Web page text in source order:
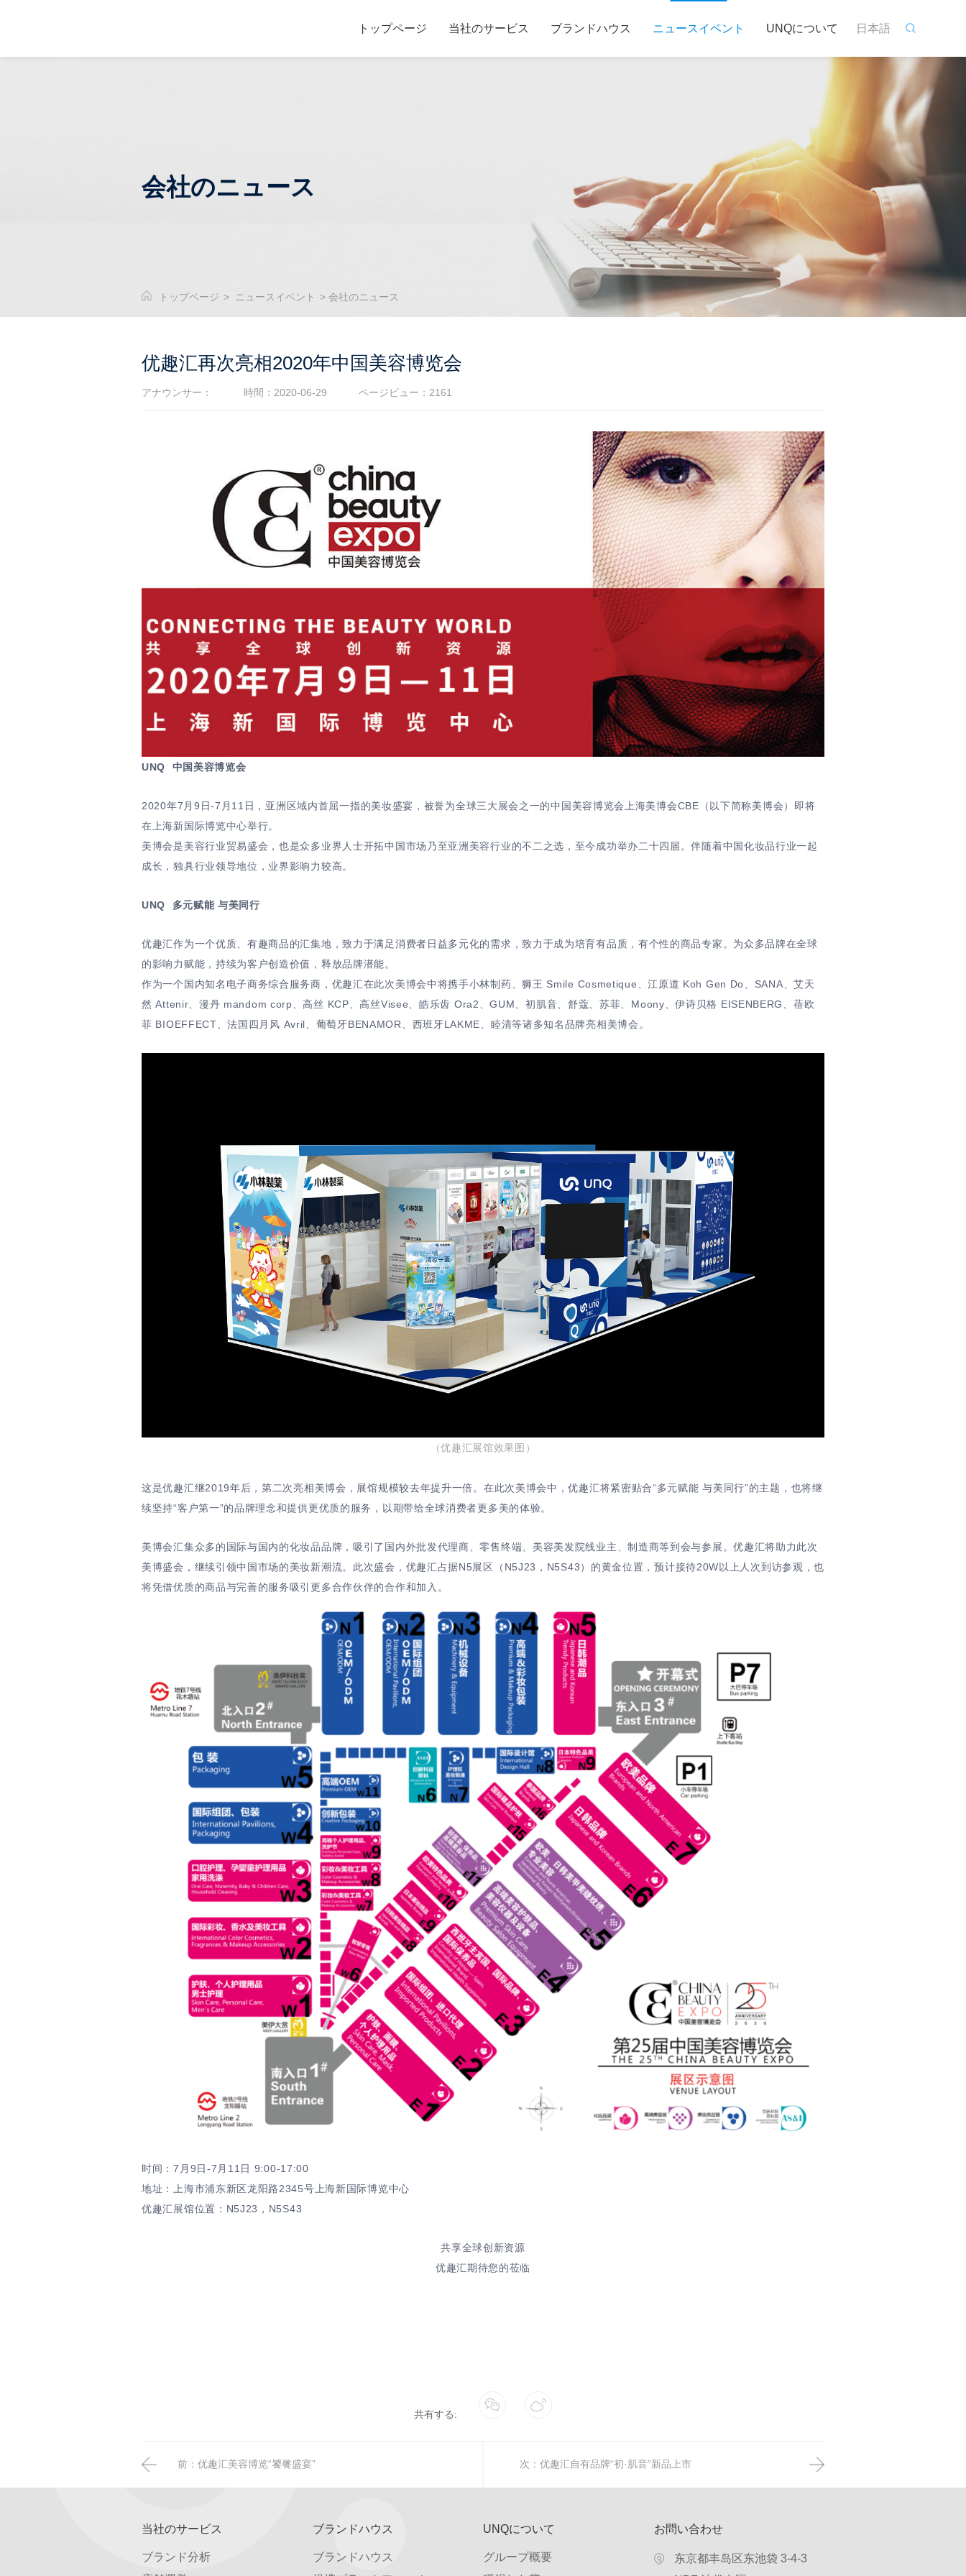
トップページ 当社のサービス ブランドハウス ニュースイベント UNQについて 日本語
会社のニュース
トップページ > ニュースイベント > 会社のニュース
优趣汇再次亮相2020年中国美容博览会
アナウンサー： 時間：2020-06-29 ページビュー：2161
UNQ 中国美容博览会
2020年7月9日-7月11日，亚洲区域内首屈一指的美妆盛宴，被誉为全球三大展会之一的中国美容博览会上海美博会CBE（以下简称美博会）即将
在上海新国际博览中心举行。
美博会是美容行业贸易盛会，也是众多业界人士开拓中国市场乃至亚洲美容行业的不二之选，至今成功举办二十四届。伴随着中国化妆品行业一起
成长，独具行业领导地位，业界影响力较高。
UNQ 多元赋能 与美同行
优趣汇作为一个优质、有趣商品的汇集地，致力于满足消费者日益多元化的需求，致力于成为培育有品质，有个性的商品专家。为众多品牌在全球
的影响力赋能，持续为客户创造价值，释放品牌潜能。
作为一个国内知名电子商务综合服务商，优趣汇在此次美博会中将携手小林制药、狮王 Smile Cosmetique、江原道 Koh Gen Do、SANA、艾天
然 Attenir、漫丹 mandom corp、高丝 KCP、高丝Visee、皓乐齿 Ora2、GUM、初肌音、舒蔻、苏菲、Moony、伊诗贝格 EISENBERG、蓓欧
菲 BIOEFFECT、法国四月风 Avril、葡萄牙BENAMOR、西班牙LAKME、睦清等诸多知名品牌亮相美博会。
（优趣汇展馆效果图）
这是优趣汇继2019年后，第二次亮相美博会，展馆规模较去年提升一倍。在此次美博会中，优趣汇将紧密贴合“多元赋能 与美同行”的主题，也将继
续坚持“客户第一”的品牌理念和提供更优质的服务，以期带给全球消费者更多美的体验。
美博会汇集众多的国际与国内的化妆品品牌，吸引了国内外批发代理商、零售终端、美容美发院线业主、制造商等到会与参展。优趣汇将助力此次
美博盛会，继续引领中国市场的美妆新潮流。此次盛会，优趣汇占据N5展区（N5J23，N5S43）的黄金位置，预计接待20W以上人次到访参观，也
将凭借优质的商品与完善的服务吸引更多合作伙伴的合作和加入。
时间：7月9日-7月11日 9:00-17:00
地址：上海市浦东新区龙阳路2345号上海新国际博览中心
优趣汇展馆位置：N5J23，N5S43
共享全球创新资源
优趣汇期待您的莅临
共有する:
前： 优趣汇美容博览“饕餮盛宴” 次： 优趣汇自有品牌“初·肌音”新品上市
当社のサービス
ブランド分析
ブランドハウス
ブランドハウス
UNQについて
グループ概要
お問い合わせ
东京都丰岛区东池袋 3-4-3